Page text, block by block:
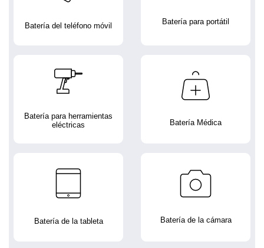
Batería del teléfono móvil Batería para portátil
Batería para herramientas
eléctricas
Batería Médica
Batería de la tableta Batería de la cámara